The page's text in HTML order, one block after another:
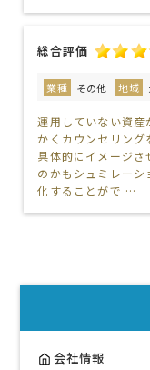
総合評価
業種 その他 地域
運用していない資
かくカウンセリング
具体的にイメージさ
のかもシュミレー
化することがで …
会社情報